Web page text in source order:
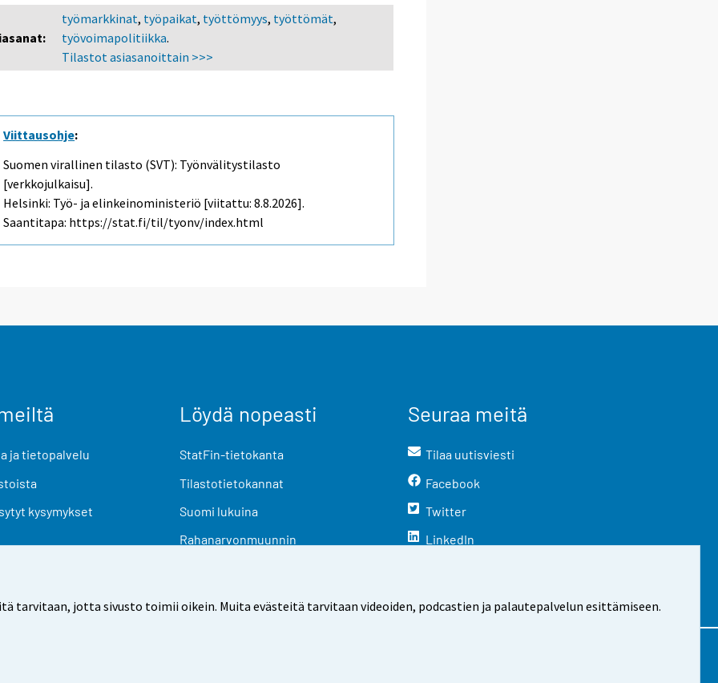
tarvitaan, jotta sivusto toimii oikein. Muita evästeitä tarvitaan videoiden, podcastien ja palautepalvelun esittämiseen.
työmarkkinat, työpaikat, työttömyys, työttömät,
työvoimapolitiikka.
Tilastot asiasanoittain >>>
Viittausohje:
Suomen virallinen tilasto (SVT): Työnvälitystilasto
[verkkojulkaisu].
Helsinki: Työ- ja elinkeinoministeriö [viitattu: 8.8.2026].
Saantitapa: https://stat.fi/til/tyonv/index.html
ja tietopalvelu
kysymykset
Löydä nopeasti
StatFin-tietokanta
Tilastotietokannat
Suomi lukuina
Rahanarvonmuunnin
Seuraa meitä
Tilaa uutisviesti
Facebook
Twitter
LinkedIn